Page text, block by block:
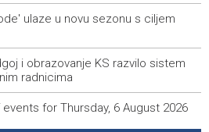
ulaze u novu sezonu s ciljem
i obrazovanje KS razvilo sistem
radnicima
for Thursday, 6 August 2026